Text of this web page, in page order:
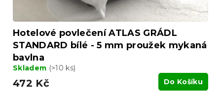
Hotelové povlečení ATLAS GRÁDL
STANDARD bílé - 5 mm proužek mykaná
bavlna
Skladem (>10 ks)
472 Kč Do Košíku